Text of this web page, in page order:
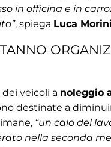
in officina e in
, spiega Luca Morini
veicoli a noleggio
destinate a
“un calo del
nella seconda